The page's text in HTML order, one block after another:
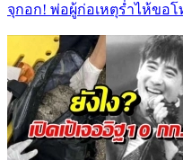
จุกอก! พ่อผู้ก่อเหตุร่ำไห้ขอ